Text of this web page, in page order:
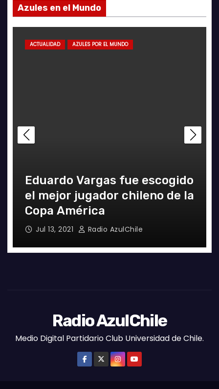
Azules en el Mundo
ACTUALIDAD AZULES POR EL MUNDO
Eduardo Vargas fue escogido
el mejor jugador chileno de la
Copa América
Jul 13, 2021 Radio AzulChile
Radio AzulChile
Medio Digital Partidario Club Universidad de Chile.